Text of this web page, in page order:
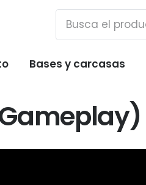
Bases y carcasas